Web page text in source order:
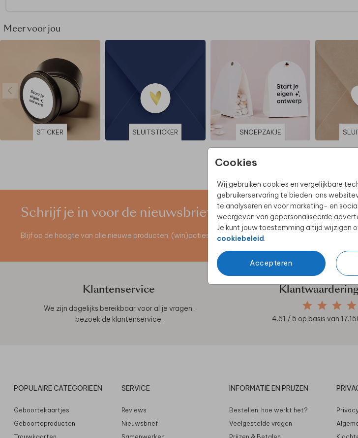
Cookies
Wij gebruiken cookies en vergelijkbare
gebruikerservaring te bieden, ons
te analyseren en voor marketing- en
weergeven van gepersonaliseerde
Je kunt jouw toestemming altijd wijzigen
cookiebeleid.
Accepteren
Meer voor jou
STICKER SLUITSTICKER SNOEPZAKJE
Schrijf je in voor de nieuwsbrief
Blijf op de hoogte van alle nieuwe producten, (win)acties en unieke samenwerkingen!
Klantenservice
We zijn dagelijks bereikbaar voor al je vragen,
bezoek de klantenservice. 4.51 / 5 op basis van
POPULAIRE CATEGORIEËN
Geboortekaartjes
Geboorteproducten
SERVICE
Reviews
Nieuwsbrief
INFORMATIE EN PRIJZEN
Bestellen: hoe werkt het?
Veelgestelde vragen